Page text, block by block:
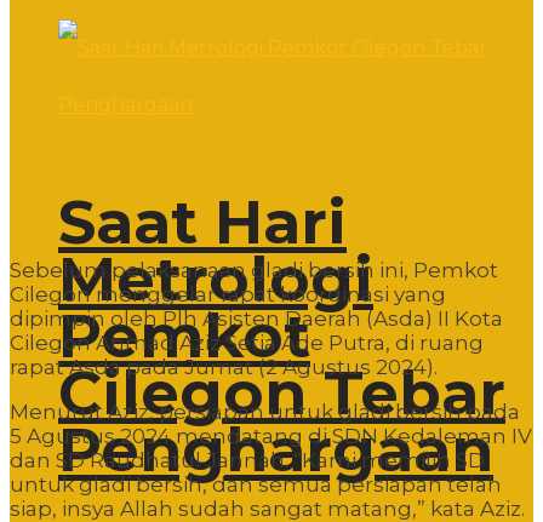
Saat Hari
Metrologi
Pemkot
Cilegon Tebar
Penghargaan
Sebelum pelaksanaan gladi bersih ini, Pemkot
Cilegon menggelar rapat koordinasi yang
dipimpin oleh Plh Asisten Daerah (Asda) II Kota
Cilegon Ahmad Aziz Setia Ade Putra, di ruang
rapat Asda pada Jumat (2 Agustus 2024).
Menurut Aziz, persiapan untuk gladi bersih pada
5 Agustus 2024 mendatang di SDN Kedaleman IV
dan SD Raudhatul Jannah. “Kami memilih SD
untuk gladi bersih, dan semua persiapan telah
siap, insya Allah sudah sangat matang,” kata Aziz.